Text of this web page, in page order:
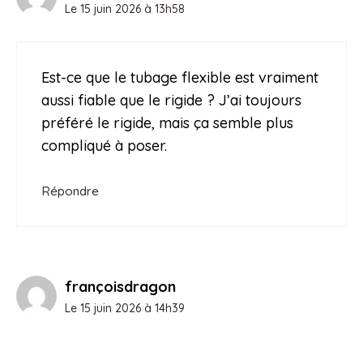
Le 15 juin 2026 à 13h58
Est-ce que le tubage flexible est vraiment
aussi fiable que le rigide ? J’ai toujours
préféré le rigide, mais ça semble plus
compliqué à poser.
Répondre
françoisdragon
Le 15 juin 2026 à 14h39